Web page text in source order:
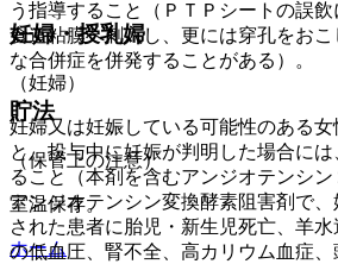
う指導すること（ＰＴＰシートの誤
食道粘膜へ刺入し、更には穿孔をお
な合併症を併発することがある）。
貯法
（保管上の注意）
室温保存。
ホーム
妊婦・授乳婦
（妊婦）
妊婦又は妊娠している可能性のある
と。投与中に妊娠が判明した場合に
ること（本剤を含むアンジオテンシ
アンジオテンシン変換酵素阻害剤で
された患者に胎児・新生児死亡、羊
の低血圧、腎不全、高カリウム血症